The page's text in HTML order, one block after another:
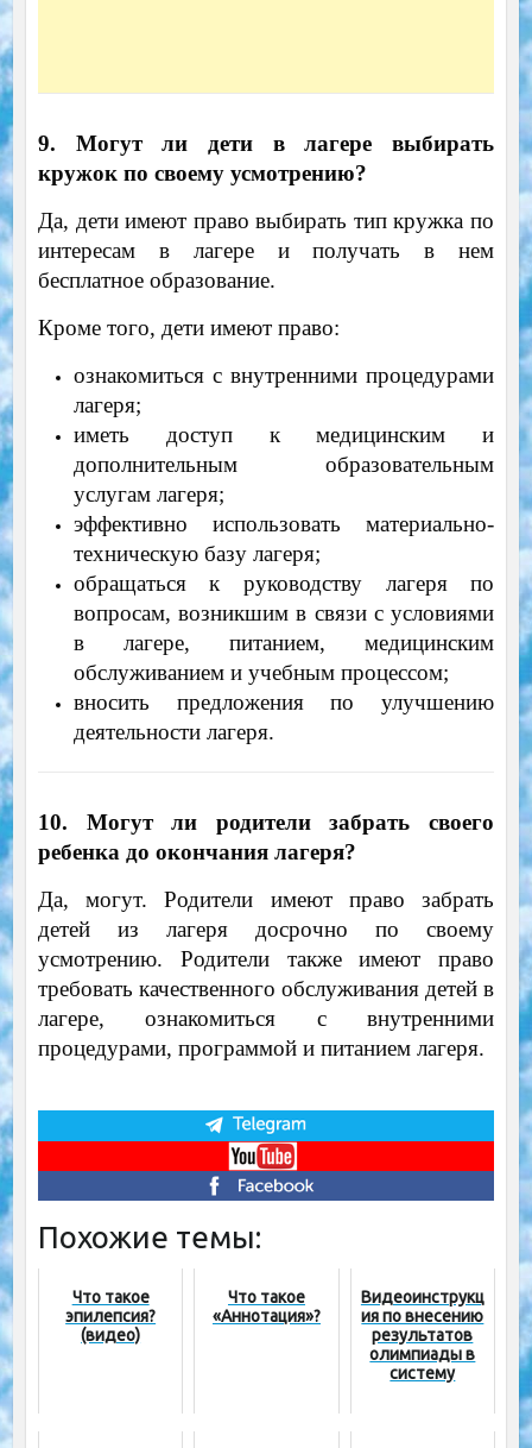
9. Могут ли дети в лагере выбирать
кружок по своему усмотрению?
Да, дети имеют право выбирать тип кружка по
интересам в лагере и получать в нем
бесплатное образование.
Кроме того, дети имеют право:
ознакомиться с внутренними процедурами
лагеря;
иметь доступ к медицинским и
дополнительным образовательным
услугам лагеря;
эффективно использовать материально-
техническую базу лагеря;
обращаться к руководству лагеря по
вопросам, возникшим в связи с условиями
в лагере, питанием, медицинским
обслуживанием и учебным процессом;
вносить предложения по улучшению
деятельности лагеря.
10. Могут ли родители забрать своего
ребенка до окончания лагеря?
Да, могут. Родители имеют право забрать
детей из лагеря досрочно по своему
усмотрению. Родители также имеют право
требовать качественного обслуживания детей в
лагере, ознакомиться с внутренними
процедурами, программой и питанием лагеря.
Похожие темы:
Что такое
эпилепсия?
(видео)
Что такое
«Аннотация»?
Видеоинструкц
ия по внесению
результатов
олимпиады в
систему